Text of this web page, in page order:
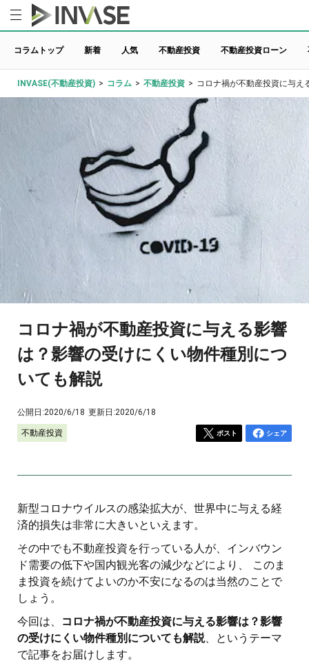
コラムトップ 新着 人気 不動産投資 不動産投資ローン
INVASE(不動産投資) > コラム > 不動産投資 > コロナ禍が不動産投資に与え
コロナ禍が不動産投資に与える影響
は？影響の受けにくい物件種別につ
いても解説
公開日:2020/6/18 更新日:2020/6/18
不動産投資 ポスト シェア
新型コロナウイルスの感染拡大が、世界中に与える経
済的損失は非常に大きいといえます。
その中でも不動産投資を行っている人が、インバウン
ド需要の低下や国内観光客の減少などにより、 このま
ま投資を続けてよいのか不安になるのは当然のことで
しょう。
今回は、
コロナ禍が不動産投資に与える影響は？影響
の受けにくい物件種別についても解説、というテーマ
で記事をお届けします。